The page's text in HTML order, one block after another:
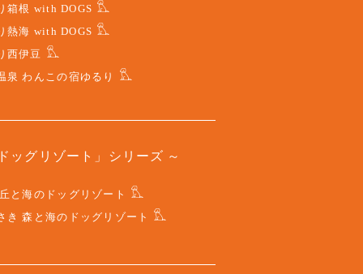
箱根 with DOGS
熱海 with DOGS
西伊豆
泉 わんこの宿ゆるり
ドッグリゾート」シリーズ
と海のドッグリゾート
き 森と海のドッグリゾート